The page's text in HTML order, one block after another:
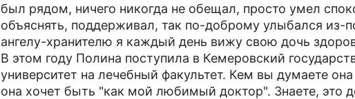
был рядом, ничего никогда не обещал, просто умел
объяснять, поддерживал, так по-доброму улыбался из-
ангелу-хранителю я каждый день вижу свою дочь
В этом году Полина поступила в Кемеровский
университет на лечебный факультет. Кем вы думаете
она хочет быть "как мой любимый доктор". Знаете, это